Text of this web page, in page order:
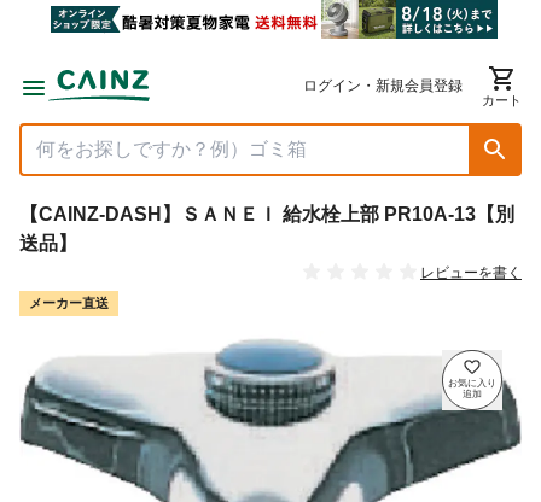
ログイン・新規会員登録
カート
【CAINZ-DASH】ＳＡＮＥＩ 給水栓上部 PR10A-13【別
送品】
レビューを書く
メーカー直送